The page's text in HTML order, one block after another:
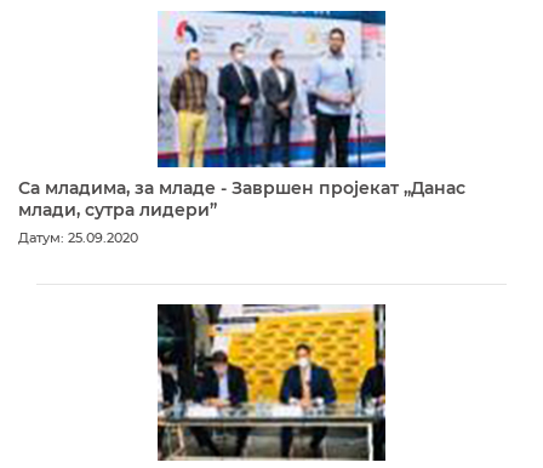
Са младима, за младе - Завршен пројекат „Данас
млади, сутра лидери”
Датум: 25.09.2020